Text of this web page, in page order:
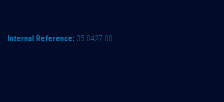
Internal Reference: 35.0427.00